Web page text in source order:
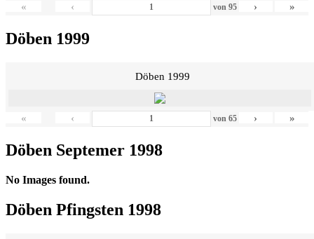
« ‹ von 95 › »
Döben 1999
Döben 1999
« ‹ von 65 › »
Döben Septemer 1998
No Images found.
Döben Pfingsten 1998